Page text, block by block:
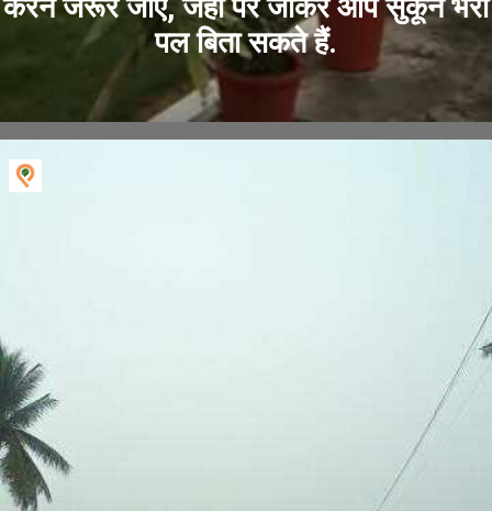
करने जरूर जाएं, जहां पर जाकर आप सुकून भरा
पल बिता सकते हैं.